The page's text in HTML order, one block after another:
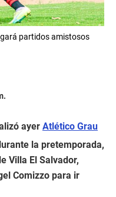
partidos amistosos
ayer Atlético Grau
la pretemporada,
Villa El Salvador,
Comizzo para ir